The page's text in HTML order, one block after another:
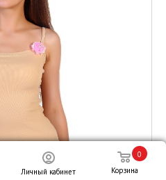
Личный кабинет
0
Корзина